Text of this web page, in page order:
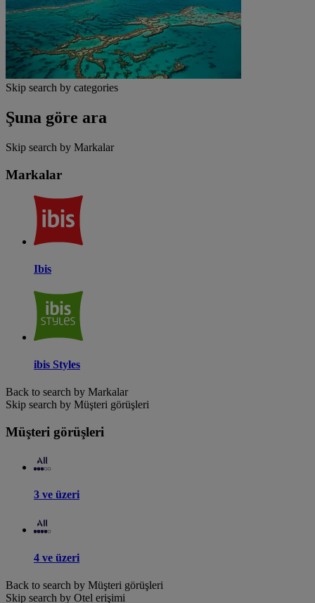
Skip search by categories
Şuna göre ara
Skip search by Markalar
Markalar
Ibis
ibis Styles
Back to search by Markalar
Skip search by Müşteri görüşleri
Müşteri görüşleri
3 ve üzeri
4 ve üzeri
Back to search by Müşteri görüşleri
Skip search by Otel erişimi